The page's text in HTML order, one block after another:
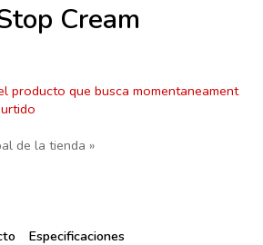
Cream
producto que busca momentaneament
de la tienda »
Especificaciones